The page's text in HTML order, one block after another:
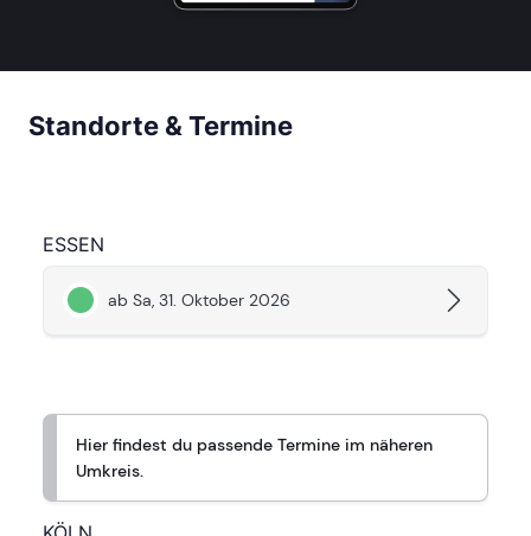
Standorte & Termine
ESSEN
ab Sa, 31. Oktober 2026
Hier findest du passende Termine im näheren
Umkreis.